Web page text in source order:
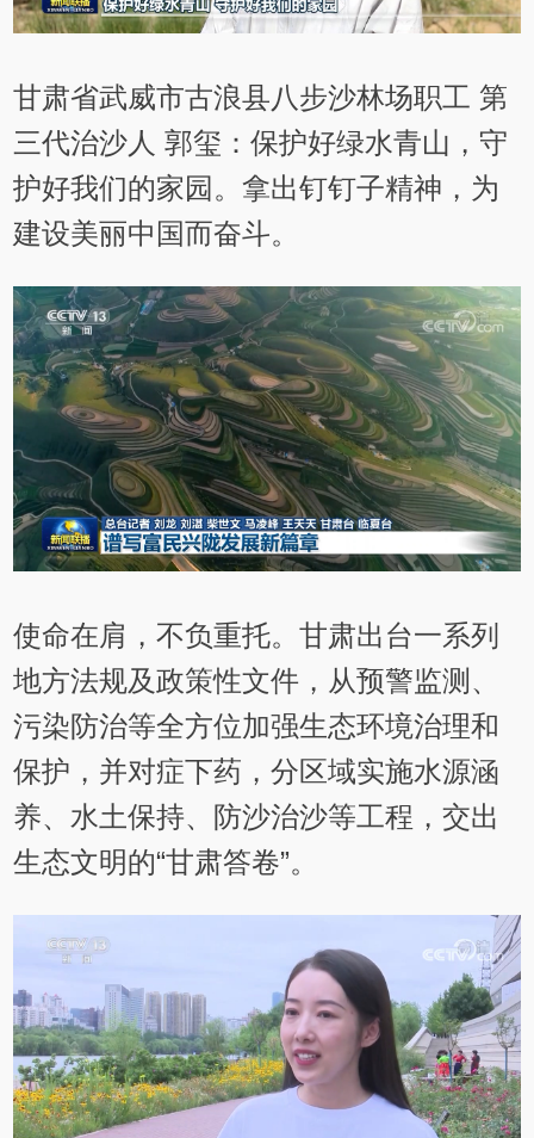
甘肃省武威市古浪县八步沙林场职工 第
三代治沙人 郭玺：保护好绿水青山，守
护好我们的家园。拿出钉钉子精神，为
建设美丽中国而奋斗。
使命在肩，不负重托。甘肃出台一系列
地方法规及政策性文件，从预警监测、
污染防治等全方位加强生态环境治理和
保护，并对症下药，分区域实施水源涵
养、水土保持、防沙治沙等工程，交出
生态文明的“甘肃答卷”。